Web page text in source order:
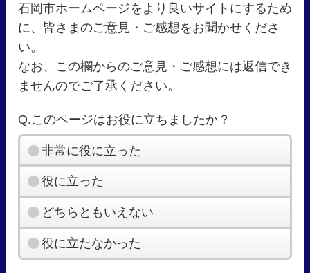
石岡市ホームページをより良いサイトにするため
に、皆さまのご意見・ご感想をお聞かせくださ
い。
なお、この欄からのご意見・ご感想には返信でき
ませんのでご了承ください。
Q.このページはお役に立ちましたか？
非常に役に立った
役に立った
どちらともいえない
役に立たなかった